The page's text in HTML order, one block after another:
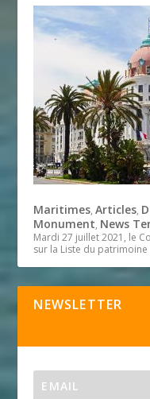
Maritimes,Articles,
Monument, News
Mardi 27 juillet 2021, le
sur la Liste du patrimoine
NEWSLETTER